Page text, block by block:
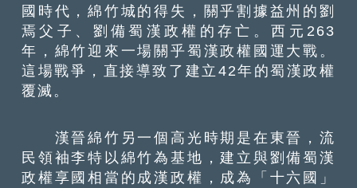
國時代，綿竹城的得失，關乎割據益州的劉
焉父子、劉備蜀漢政權的存亡。西元263
年，綿竹迎來一場關乎蜀漢政權國運大戰。
這場戰爭，直接導致了建立42年的蜀漢政權
覆滅。
漢晉綿竹另一個高光時期是在東晉，流
民領袖李特以綿竹為基地，建立與劉備蜀漢
政權享國相當的成漢政權，成為「十六國」